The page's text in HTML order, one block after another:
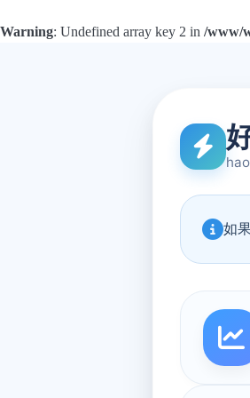
Warning: Undefined array key 2 in /www/